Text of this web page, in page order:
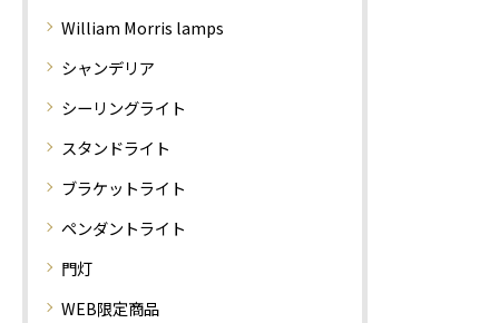
William Morris lamps
シャンデリア
シーリングライト
スタンドライト
ブラケットライト
ペンダントライト
門灯
WEB限定商品